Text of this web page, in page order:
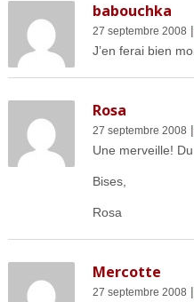
babouchka
27 septembre 2008 |
J’en ferai bien
Rosa
27 septembre 2008 |
Une merveille!
Bises,
Rosa
Mercotte
27 septembre 2008 |